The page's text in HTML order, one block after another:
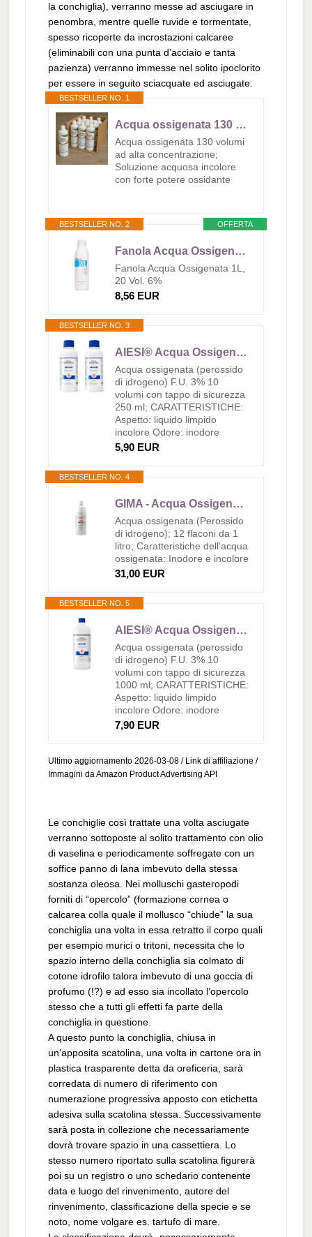
la conchiglia), verranno messe ad asciugare in
penombra, mentre quelle ruvide e tormentate,
spesso ricoperte da incrostazioni calcaree
(eliminabili con una punta d’acciaio e tanta
pazienza) verranno immesse nel solito ipoclorito
per essere in seguito sciacquate ed asciugate.
BESTSELLER NO. 1
Acqua ossigenata 130 volumi confezione 12 pezzi LT 1 soluzione ossidante per schiarire e sbiancare il legno
Acqua ossigenata 130 volumi
ad alta concentrazione;
Soluzione acquosa incolore
con forte potere ossidante
OFFERTA
BESTSELLER NO. 2
Fanola Acqua Ossigenata 1L, 20 Vol. 6%
Fanola Acqua Ossigenata 1L,
20 Vol. 6%
8,56 EUR
BESTSELLER NO. 3
AIESI® Acqua Ossigenata F.U. disinfettante (2x250 ml) con tappo di sicurezza per bambini, Made in Italy
Acqua ossigenata (perossido
di idrogeno) F.U. 3% 10
volumi con tappo di sicurezza
250 ml; CARATTERISTICHE:
Aspetto: liquido limpido
incolore Odore: inodore
5,90 EUR
BESTSELLER NO. 4
GIMA - Acqua Ossigenata, Perossido di Idrogeno, 10 Vol. 3% p. Stabilizzato, 12 Flaconi da 1 litro
Acqua ossigenata (Perossido
di idrogeno); 12 flaconi da 1
litro; Caratteristiche dell'acqua
ossigenata: Inodore e incolore
31,00 EUR
BESTSELLER NO. 5
AIESI® Acqua Ossigenata F.U. disinfettante (1000 ml) con tappo di sicurezza per bambini, Made in Italy
Acqua ossigenata (perossido
di idrogeno) F.U. 3% 10
volumi con tappo di sicurezza
1000 ml; CARATTERISTICHE:
Aspetto: liquido limpido
incolore Odore: inodore
7,90 EUR
Ultimo aggiornamento 2026-03-08 / Link di affiliazione /
Immagini da Amazon Product Advertising API
Le conchiglie così trattate una volta asciugate
verranno sottoposte al solito trattamento con olio
di vaselina e periodicamente soffregate con un
soffice panno di lana imbevuto della stessa
sostanza oleosa. Nei molluschi gasteropodi
forniti di “opercolo” (formazione cornea o
calcarea colla quale il mollusco “chiude” la sua
conchiglia una volta in essa retratto il corpo quali
per esempio murici o tritoni, necessita che lo
spazio interno della conchiglia sia colmato di
cotone idrofilo talora imbevuto di una goccia di
profumo (!?) e ad esso sia incollato l’opercolo
stesso che a tutti gli effetti fa parte della
conchiglia in questione.
A questo punto la conchiglia, chiusa in
un’apposita scatolina, una volta in cartone ora in
plastica trasparente detta da oreficeria, sarà
corredata di numero di riferimento con
numerazione progressiva apposto con etichetta
adesiva sulla scatolina stessa. Successivamente
sarà posta in collezione che necessariamente
dovrà trovare spazio in una cassettiera. Lo
stesso numero riportato sulla scatolina figurerà
poi su un registro o uno schedario contenente
data e luogo del rinvenimento, autore del
rinvenimento, classificazione della specie e se
noto, nome volgare es. tartufo di mare.